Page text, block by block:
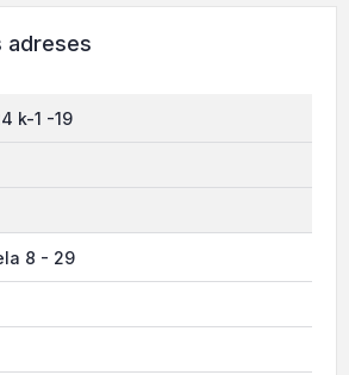
adreses
k-1 -19
8 - 29